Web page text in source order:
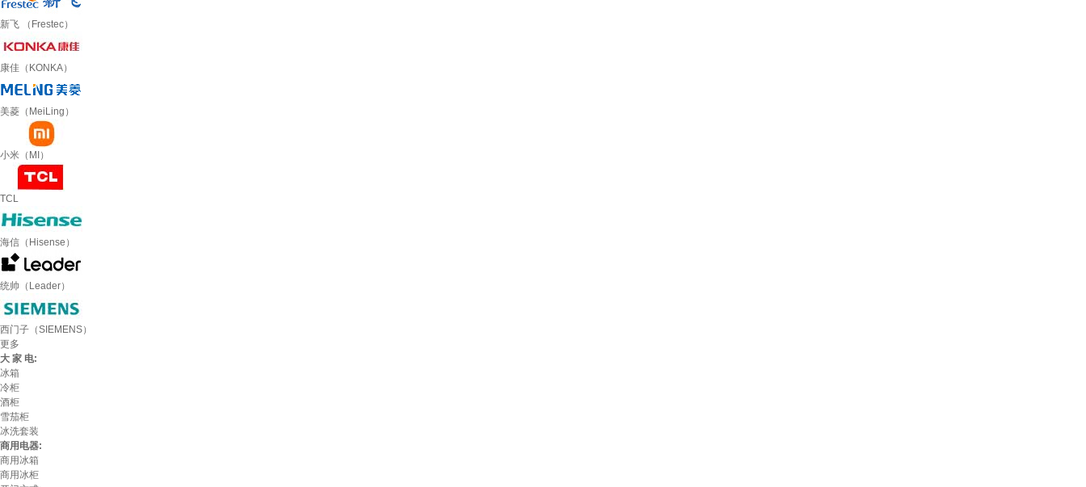
新飞 （Frestec）
康佳（KONKA）
美菱（MeiLing）
小米（MI）
TCL
海信（Hisense）
统帅（Leader）
西门子（SIEMENS）
更多
大 家 电:
冰箱
冷柜
酒柜
雪茄柜
冰洗套装
商用电器:
商用冰箱
商用冰柜